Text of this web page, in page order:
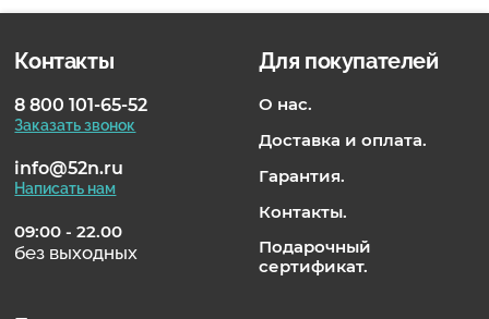
Контакты
8 800 101-65-52
Заказать звонок
info@52n.ru
Написать нам
09:00 - 22.00
без выходных
Для покупателей
О нас.
Доставка и оплата.
Гарантия.
Контакты.
Подарочный
сертификат.